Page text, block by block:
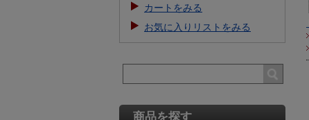
カートをみる
お気に入りリストをみる
商品を探す